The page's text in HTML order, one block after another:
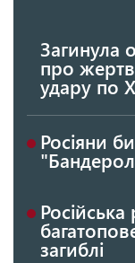
Загинула
про
удару по
Росіяни
загиблі